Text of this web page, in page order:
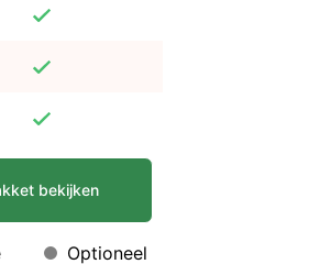
bekijken
Optioneel